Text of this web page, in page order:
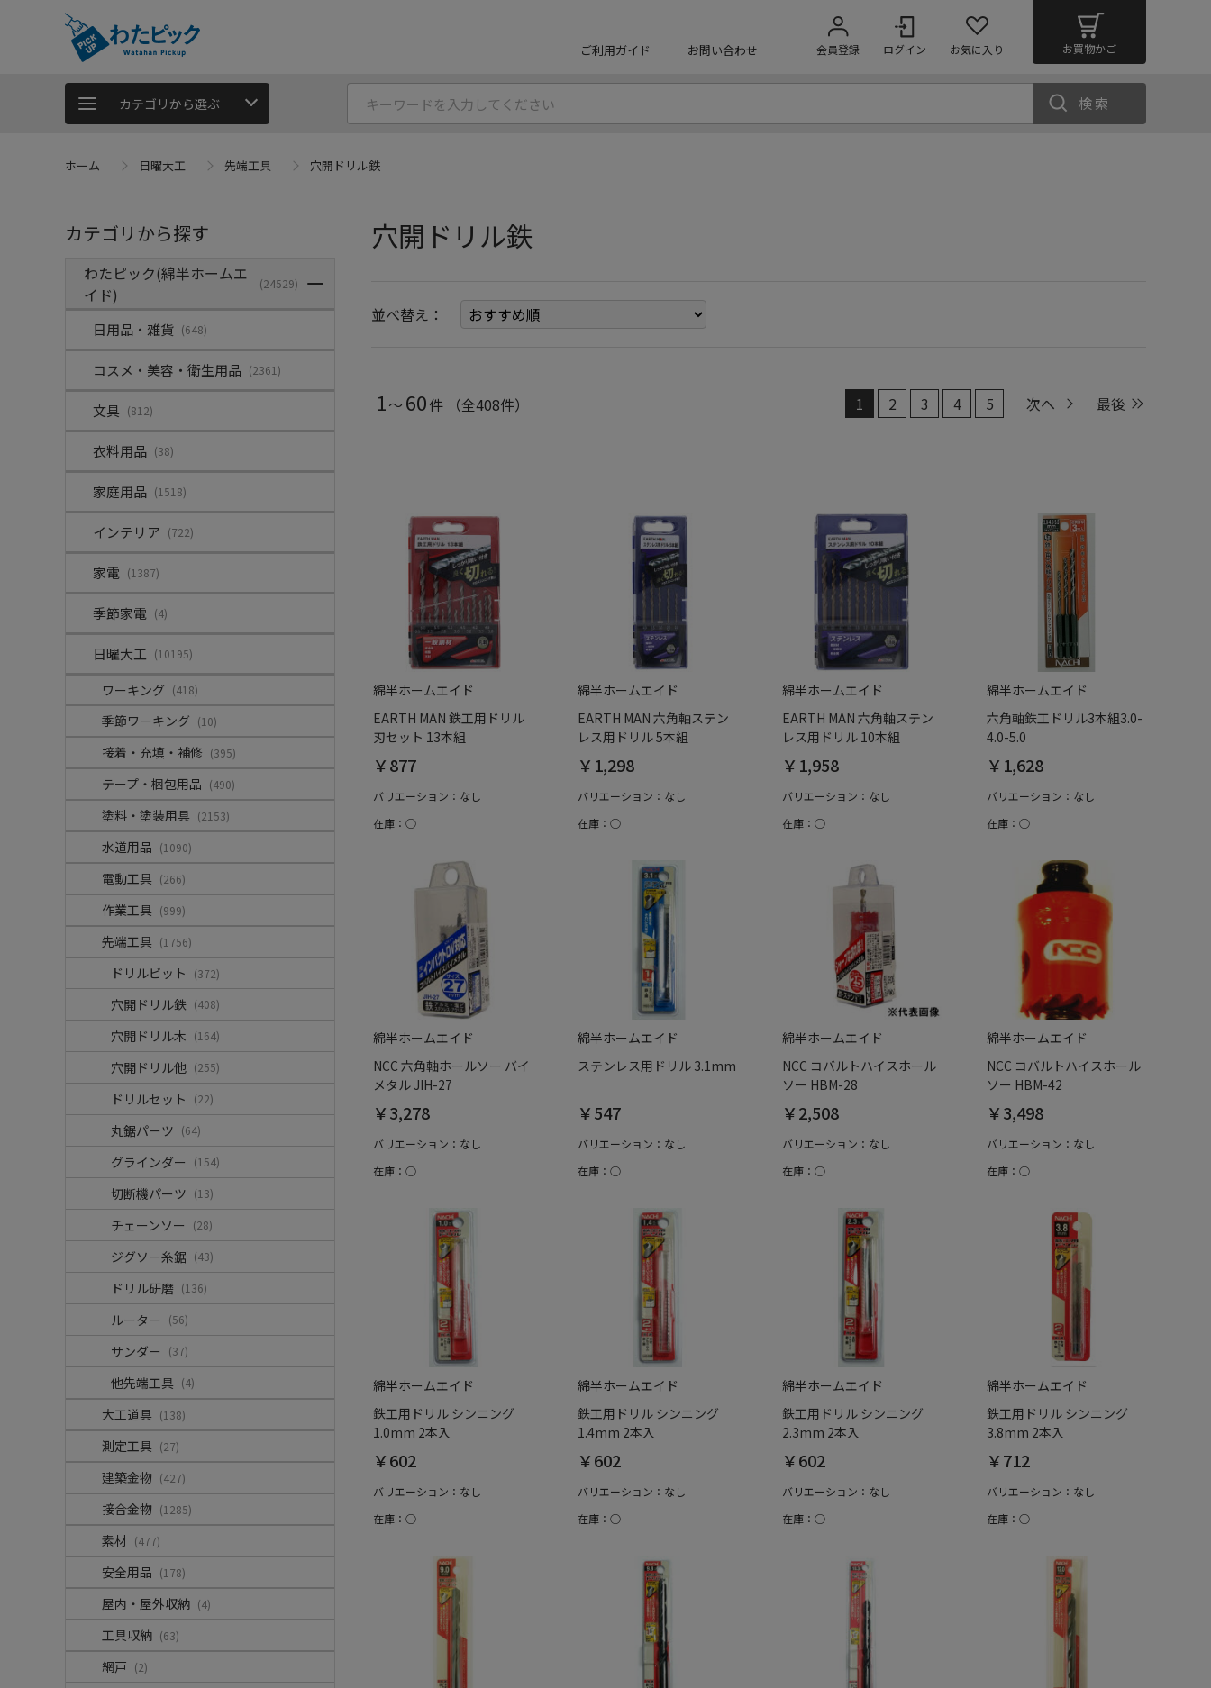
ご利用ガイド お問い合わせ 会員登録 ログイン お気に入り お買物かご
カテゴリから選ぶ 検索
ホーム 日曜大工 先端工具 穴開ドリル鉄
カテゴリから探す
わたピック(綿半ホームエ
イド)
(24529)
日用品・雑貨 (648)
コスメ・美容・衛生用品 (2361)
文具 (812)
衣料用品 (38)
家庭用品 (1518)
インテリア (722)
家電 (1387)
季節家電 (4)
日曜大工 (10195)
ワーキング (418)
季節ワーキング (10)
接着・充填・補修 (395)
テープ・梱包用品 (490)
塗料・塗装用具 (2153)
水道用品 (1090)
電動工具 (266)
作業工具 (999)
先端工具 (1756)
ドリルビット (372)
穴開ドリル鉄 (408)
穴開ドリル木 (164)
穴開ドリル他 (255)
ドリルセット (22)
丸鋸パーツ (64)
グラインダー (154)
切断機パーツ (13)
チェーンソー (28)
ジグソー糸鋸 (43)
ドリル研磨 (136)
ルーター (56)
サンダー (37)
他先端工具 (4)
大工道具 (138)
測定工具 (27)
建築金物 (427)
接合金物 (1285)
素材 (477)
安全用品 (178)
屋内・屋外収納 (4)
工具収納 (63)
網戸 (2)
穴開ドリル鉄
並べ替え：
1～ 60件 （全408件） 1 2 3 4 5 次へ 最後
綿半ホームエイド
EARTH MAN 鉄工用ドリル
刃セット 13本組
￥877
バリエーション：なし
在庫：○
綿半ホームエイド
EARTH MAN 六角軸ステン
レス用ドリル 5本組
￥1,298
バリエーション：なし
在庫：○
綿半ホームエイド
EARTH MAN 六角軸ステン
レス用ドリル 10本組
￥1,958
バリエーション：なし
在庫：○
綿半ホームエイド
六角軸鉄工ドリル3本組3.0-
4.0-5.0
￥1,628
バリエーション：なし
在庫：○
綿半ホームエイド
NCC 六角軸ホールソー バイ
メタル JIH-27
￥3,278
バリエーション：なし
在庫：○
綿半ホームエイド
ステンレス用ドリル 3.1mm
￥547
バリエーション：なし
在庫：○
綿半ホームエイド
NCC コバルトハイスホール
ソー HBM-28
￥2,508
バリエーション：なし
在庫：○
綿半ホームエイド
NCC コバルトハイスホール
ソー HBM-42
￥3,498
バリエーション：なし
在庫：○
綿半ホームエイド
鉄工用ドリル シンニング
1.0mm 2本入
￥602
バリエーション：なし
在庫：○
綿半ホームエイド
鉄工用ドリル シンニング
1.4mm 2本入
￥602
バリエーション：なし
在庫：○
綿半ホームエイド
鉄工用ドリル シンニング
2.3mm 2本入
￥602
バリエーション：なし
在庫：○
綿半ホームエイド
鉄工用ドリル シンニング
3.8mm 2本入
￥712
バリエーション：なし
在庫：○